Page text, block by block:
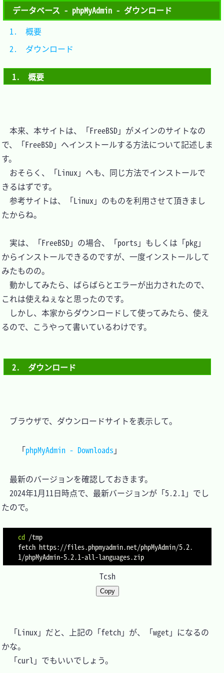
データベース - phpMyAdmin - ダウンロード
1.　概要
本来、本サイトは、「FreeBSD」がメインのサイトなの
で、「FreeBSD」へインストールする方法について記述しま
す。
おそらく、「Linux」へも、同じ方法でインストールで
きるはずです。
参考サイトは、「Linux」のものを利用させて頂きまし
たからね。
実は、「FreeBSD」の場合、「ports」もしくは「pkg」
からインストールできるのですが、一度インストールして
みたものの。
動かしてみたら、ばらばらとエラーが出力されたので、
これは使えねぇなと思ったのです。
しかし、本家からダウンロードして使ってみたら、使え
るので、こうやって書いているわけです。
2.　ダウンロード
ブラウザで、ダウンロードサイトを表示して。
「phpMyAdmin - Downloads
最新のバージョンを確認しておきます。
2024年1月11日時点で、最新バージョンが「5.2.1」でし
たので。
cd /tmp
fetch https://files.phpmyadmin.net/phpMyAdmin/5.2.
Tcsh
Copy
「Linux」だと、上記の「fetch」が、「wget」になるの
かな。
「curl」でもいいでしょう。